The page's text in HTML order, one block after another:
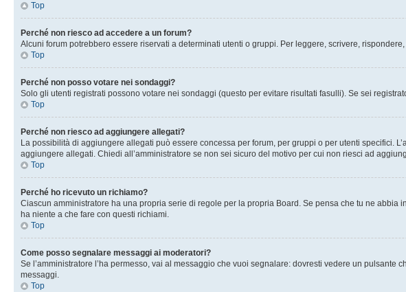
Top
Perché non riesco ad accedere a un forum?
Alcuni forum potrebbero essere riservati a determinati utenti o gruppi. Per leggere, scrivere,
Top
Perché non posso votare nei sondaggi?
Solo gli utenti registrati possono votare nei sondaggi (questo per evitare risultati fasulli). Se sei
Top
Perché non riesco ad aggiungere allegati?
La possibilità di aggiungere allegati può essere concessa per forum, per gruppi o per utenti specifici.
aggiungere allegati. Chiedi all’amministratore se non sei sicuro del motivo per cui non riesci ad
Top
Perché ho ricevuto un richiamo?
Ciascun amministratore ha una propria serie di regole per la propria Board. Se pensa che tu ne
ha niente a che fare con questi richiami.
Top
Come posso segnalare messaggi ai moderatori?
Se l’amministratore l’ha permesso, vai al messaggio che vuoi segnalare: dovresti vedere un
messaggi.
Top